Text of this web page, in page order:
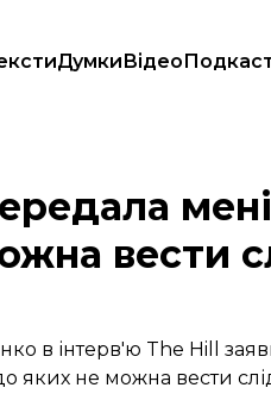
ДумкиВідео
яких не можна вести слідство —
вести
в інтерв'ю The Hill
яких не можна вести